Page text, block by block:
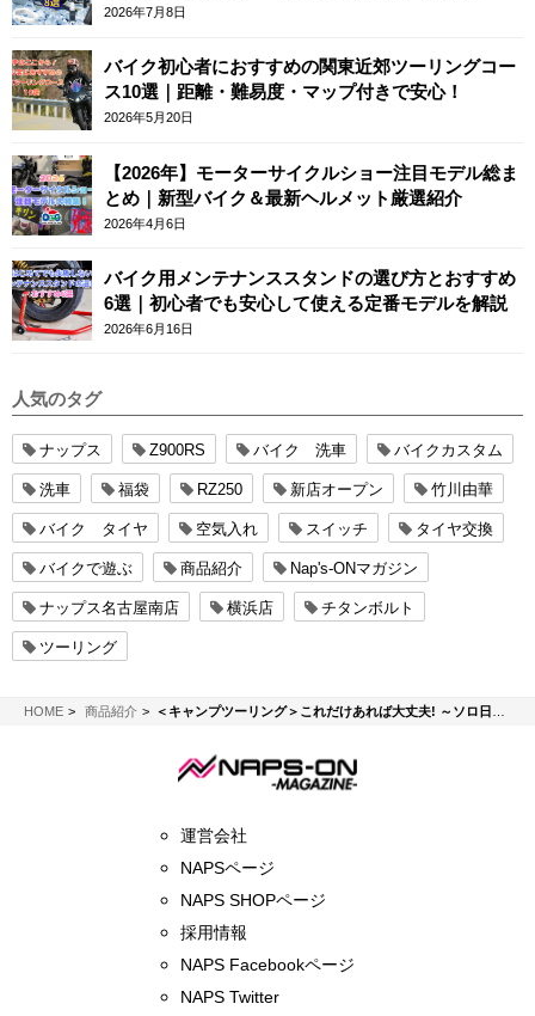
テム
2026年7月8日
バイク初心者におすすめの関東近郊ツーリングコー
ス10選｜距離・難易度・マップ付きで安心！
2026年5月20日
【2026年】モーターサイクルショー注目モデル総ま
とめ｜新型バイク＆最新ヘルメット厳選紹介
2026年4月6日
バイク用メンテナンススタンドの選び方とおすすめ
6選｜初心者でも安心して使える定番モデルを解説
2026年6月16日
人気のタグ
ナップス Z900RS バイク 洗車 バイクカスタム
洗車 福袋 RZ250 新店オープン 竹川由華
バイク タイヤ 空気入れ スイッチ タイヤ交換
バイクで遊ぶ 商品紹介 Nap's-ONマガジン
ナップス名古屋南店 横浜店 チタンボルト
ツーリング
HOMENAPS-ON マガジン
商品紹介 ＜キャンプツーリング＞これだけあれば大丈夫! ～ソロ日帰りBBQ編～
運営会社
NAPSページ
NAPS SHOPページ
採用情報
NAPS Facebookページ
NAPS Twitter